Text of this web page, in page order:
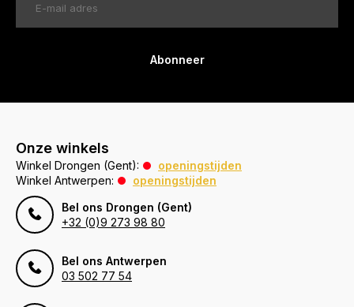
Abonneer
Onze winkels
Winkel Drongen (Gent):
openingstijden
Winkel Antwerpen:
openingstijden
Bel ons Drongen (Gent)
+32 (0)9 273 98 80
Bel ons Antwerpen
03 502 77 54